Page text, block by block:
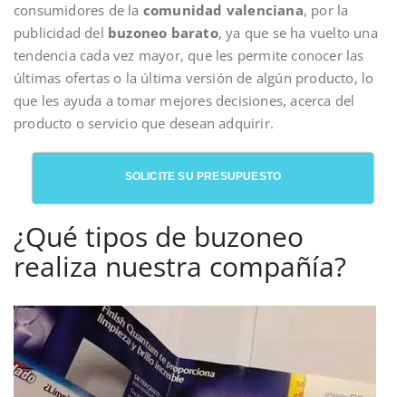
consumidores de la comunidad valenciana, por la
publicidad del buzoneo barato, ya que se ha vuelto una
tendencia cada vez mayor, que les permite conocer las
últimas ofertas o la última versión de algún producto, lo
que les ayuda a tomar mejores decisiones, acerca del
producto o servicio que desean adquirir.
SOLICITE SU PRESUPUESTO
¿Qué tipos de buzoneo
realiza nuestra compañía?